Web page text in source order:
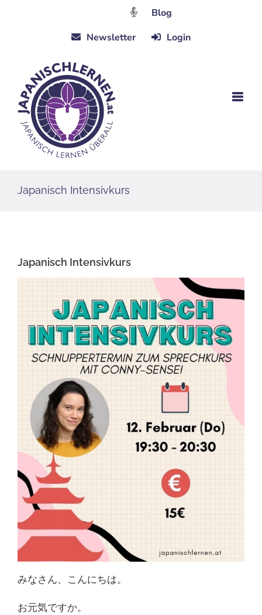
Blog
Newsletter
Login
Japanisch Intensivkurs
Japanisch Intensivkurs
みなさん、こんにちは。
お元気ですか。